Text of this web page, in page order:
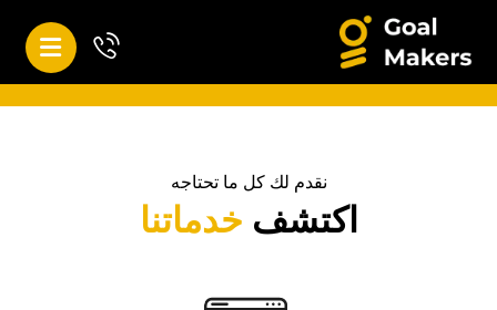
نقدم لك كل ما تحتاجه
اكتشف خدماتنا